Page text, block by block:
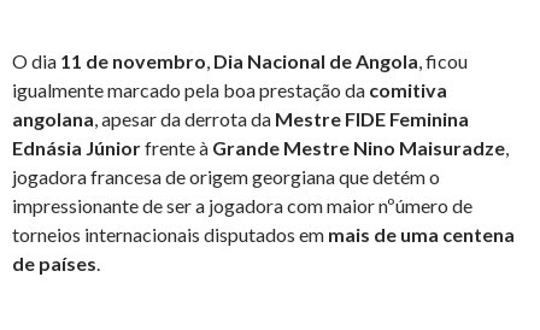
O dia 11 de novembro, Dia Nacional de Angola, ficou
igualmente marcado pela boa prestação da comitiva
angolana, apesar da derrota da Mestre FIDE Feminina
Ednásia Júniorfrente à Grande Mestre Nino Maisuradze,
jogadora francesa de origem georgiana que detém o
impressionante de ser a jogadora com maior nºúmero de
torneios internacionais disputados em mais de uma centena
de países.